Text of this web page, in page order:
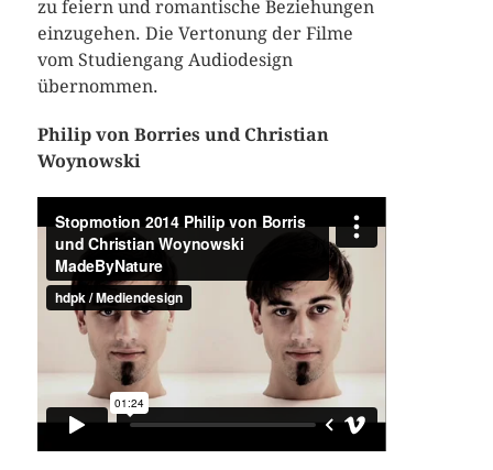
zu feiern und romantische Beziehungen
einzugehen. Die Vertonung der Filme
vom Studiengang Audiodesign
übernommen.
Philip von Borries und Christian
Woynowski